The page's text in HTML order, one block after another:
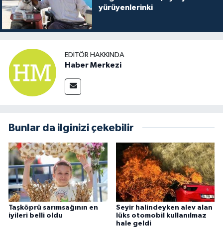
yürüyenlerinki
EDITÖR HAKKINDA
Haber Merkezi
Bunlar da ilginizi çekebilir
Taşköprü sarımsağının en
iyileri belli oldu
Seyir halindeyken alev alan
lüks otomobil kullanılmaz
hale geldi